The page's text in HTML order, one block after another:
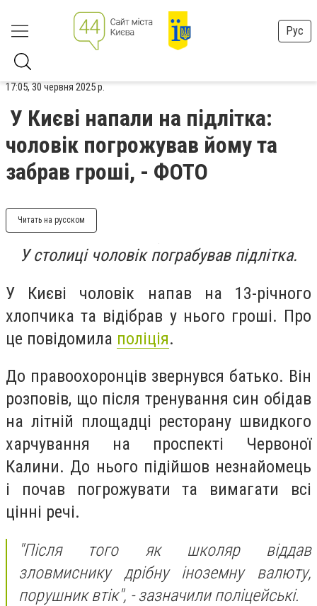
Рус
17:05, 30 червня 2025 р.
У Києві напали на підлітка:
чоловік погрожував йому та
забрав гроші, - ФОТО
Читать на русском
У столиці чоловік пограбував підлітка.
У Києві чоловік напав на 13-річного
хлопчика та відібрав у нього гроші. Про
це повідомила поліція.
До правоохоронців звернувся батько. Він
розповів, що після тренування син обідав
на літній площадці ресторану швидкого
харчування на проспекті Червоної
Калини. До нього підійшов незнайомець
і почав погрожувати та вимагати всі
цінні речі.
"Після того як школяр віддав
зловмиснику дрібну іноземну валюту,
порушник втік", - зазначили поліцейські.